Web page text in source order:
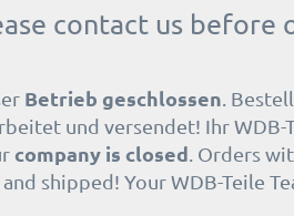
contact us before
Betrieb geschlossen .
und versendet! Ihr WDB-
company is closed . Orders
shipped! Your WDB-Teile